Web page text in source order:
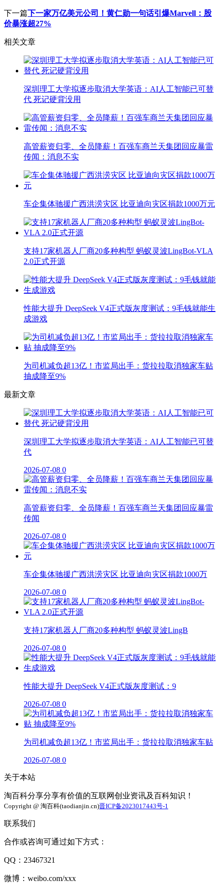
下一篇下一家万亿美元公司！黄仁勋一句话引爆Marvell：股
价暴涨超27%
相关文章
深圳理工大学拟逐步取消大学英语：AI人工智能已可替
代 死记硬背没用
高管薪资归零、全员降薪！百强车商兰天集团回应暴雷
传闻：消息不实
车企集体驰援广西洪涝灾区 比亚迪向灾区捐款1000万元
支持17家机器人厂商20多种构型 蚂蚁灵波LingBot-VLA
2.0正式开源
性能大提升 DeepSeek V4正式版灰度测试：9毛钱就能生
成游戏
为司机减负超13亿！市监局出手：货拉拉取消独家车贴
抽成降至9%
最新文章
深圳理工大学拟逐步取消大学英语：AI人工智能已可替
代
2026-07-08 0
高管薪资归零、全员降薪！百强车商兰天集团回应暴雷
传闻
2026-07-08 0
车企集体驰援广西洪涝灾区 比亚迪向灾区捐款1000万
2026-07-08 0
支持17家机器人厂商20多种构型 蚂蚁灵波LingB
2026-07-08 0
性能大提升 DeepSeek V4正式版灰度测试：9
2026-07-08 0
为司机减负超13亿！市监局出手：货拉拉取消独家车贴
2026-07-08 0
关于本站
淘百科分享分享有价值的互联网创业资讯及百科知识！
Copyright @ 淘百科(taodianjin.cn)晋ICP备2023017443号-1
联系我们
合作或咨询可通过如下方式：
QQ：23467321
微博：weibo.com/xxx